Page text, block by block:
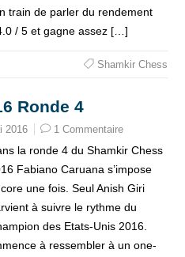
train de parler du rendement
/ 5 et gagne assez […]
Shamkir Chess
Ronde 4
2016 1 Commentaire
la ronde 4 du Shamkir Chess
Fabiano Caruana s’impose
une fois. Seul Anish Giri
à suivre le rythme du
des Etats-Unis 2016.
à ressembler à un one-